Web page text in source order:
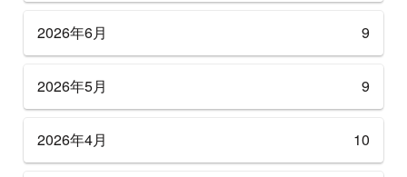
2026年6月 9
2026年5月 9
2026年4月 10